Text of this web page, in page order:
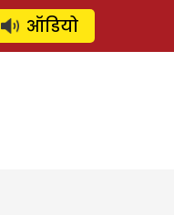
SUBSCRIBE
ऑडियो